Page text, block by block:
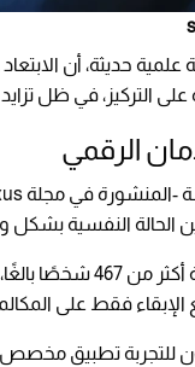
علمية حديثة، أن
التركيز، في ظل
الرقمي
النفسية بشكل
حيث طُلب منهم الحد من استخدام
فقط على
للتجربة تطبيق مخصص